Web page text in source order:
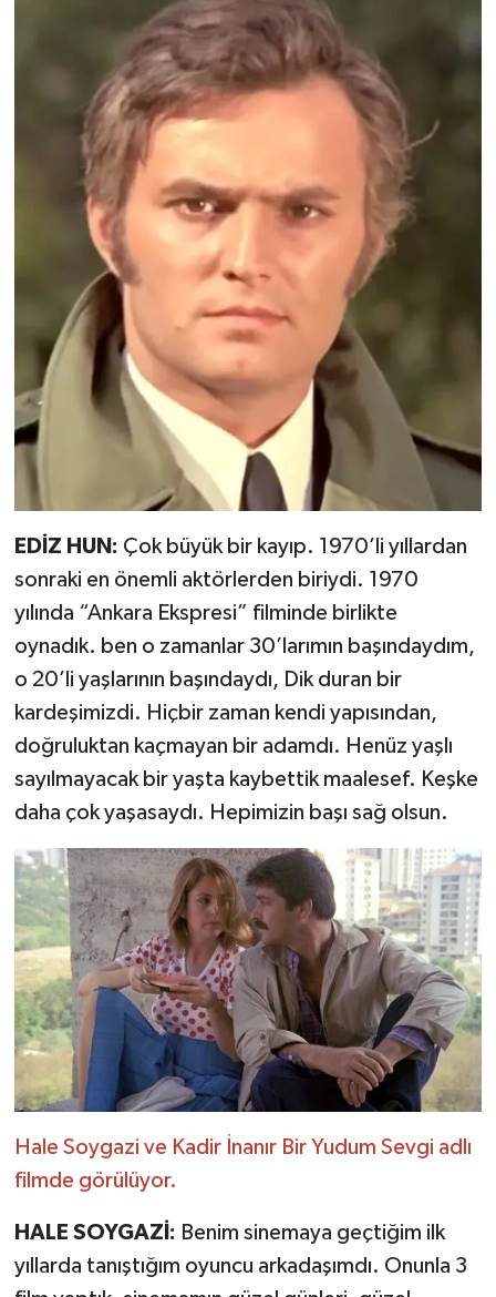
EDİZ HUN: Çok büyük bir kayıp. 1970’li yıllardan
sonraki en önemli aktörlerden biriydi. 1970
yılında “Ankara Ekspresi” filminde birlikte
oynadık. ben o zamanlar 30’larımın başındaydım,
o 20’li yaşlarının başındaydı, Dik duran bir
kardeşimizdi. Hiçbir zaman kendi yapısından,
doğruluktan kaçmayan bir adamdı. Henüz yaşlı
sayılmayacak bir yaşta kaybettik maalesef. Keşke
daha çok yaşasaydı. Hepimizin başı sağ olsun.
Hale Soygazi ve Kadir İnanır Bir Yudum Sevgi adlı
filmde görülüyor.
HALE SOYGAZİ: Benim sinemaya geçtiğim ilk
yıllarda tanıştığım oyuncu arkadaşımdı. Onunla 3